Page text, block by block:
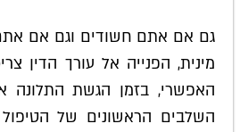
גם אם אתם חשודים וגם אם
מינית, הפנייה אל עורך הדין
האפשרי, בזמן הגשת התלונה
השלבים הראשונים של